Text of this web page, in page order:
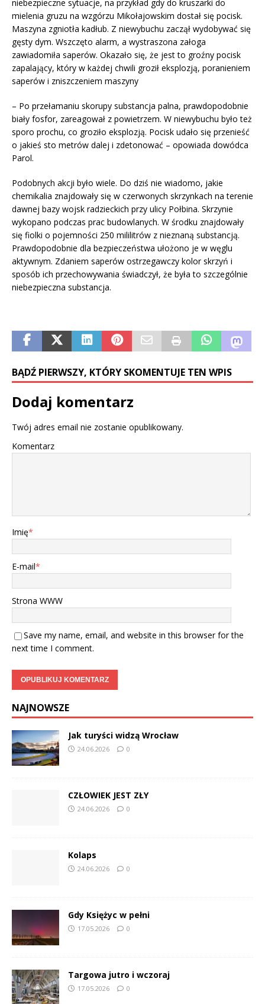
niebezpieczne sytuacje, na przykład gdy do kruszarki do
mielenia gruzu na wzgórzu Mikołajowskim dostał się pocisk.
Maszyna zgniotła kadłub. Z niewybuchu zaczął wydobywać się
gęsty dym. Wszczęto alarm, a wystraszona załoga
zawiadomiła saperów. Okazało się, że jest to groźny pocisk
zapalający, który w każdej chwili groził eksplozją, poranieniem
saperów i zniszczeniem maszyny
– Po przełamaniu skorupy substancja palna, prawdopodobnie
biały fosfor, zareagował z powietrzem. W niewybuchu było też
sporo prochu, co groziło eksplozją. Pocisk udało się przenieść
o jakieś sto metrów dalej i zdetonować – opowiada dowódca
Parol.
Podobnych akcji było wiele. Do dziś nie wiadomo, jakie
chemikalia znajdowały się w czerwonych skrzynkach na terenie
dawnej bazy wojsk radzieckich przy ulicy Połbina. Skrzynie
wykopano podczas prac budowlanych. W środku znajdowały
się fiolki o pojemności 250 mililitrów z nieznaną substancją.
Prawdopodobnie dla bezpieczeństwa ułożono je w węglu
aktywnym. Zdaniem saperów ostrzegawczy kolor skrzyń i
sposób ich przechowywania świadczył, że była to szczególnie
niebezpieczna substancja.
BĄDŹ PIERWSZY, KTÓRY SKOMENTUJE TEN WPIS
Dodaj komentarz
Twój adres email nie zostanie opublikowany.
Komentarz
Imię*
E-mail*
Strona WWW
Save my name, email, and website in this browser for the
next time I comment.
NAJNOWSZE
Jak turyści widzą Wrocław
24.06.2026 0
CZŁOWIEK JEST ZŁY
24.06.2026 0
Kolaps
24.06.2026 0
Gdy Księżyc w pełni
17.05.2026 0
Targowa jutro i wczoraj
17.05.2026 0